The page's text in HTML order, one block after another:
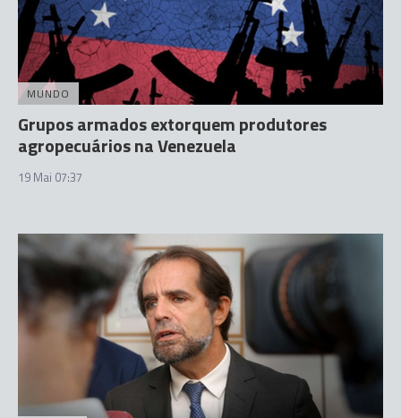
MUNDO
Grupos armados extorquem produtores
agropecuários na Venezuela
19 Mai 07:37